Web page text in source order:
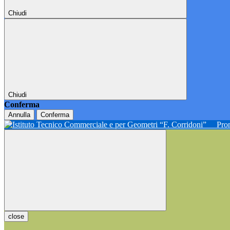
Chiudi
Chiudi
Conferma
Annulla Conferma
close